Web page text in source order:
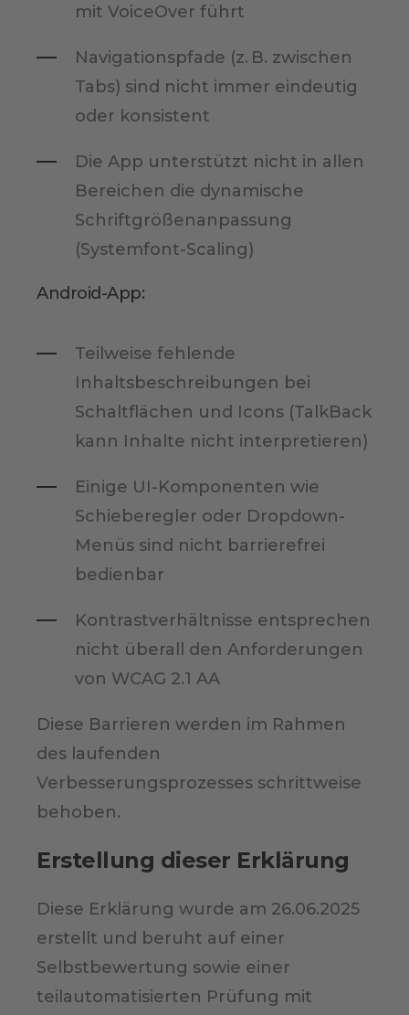
mit VoiceOver führt
Navigationspfade (z. B. zwischen
Tabs) sind nicht immer eindeutig
oder konsistent
Die App unterstützt nicht in allen
Bereichen die dynamische
Schriftgrößenanpassung
(Systemfont-Scaling)
Android-App:
Teilweise fehlende
Inhaltsbeschreibungen bei
Schaltflächen und Icons (TalkBack
kann Inhalte nicht interpretieren)
Einige UI-Komponenten wie
Schieberegler oder Dropdown-
Menüs sind nicht barrierefrei
bedienbar
Kontrastverhältnisse entsprechen
nicht überall den Anforderungen
von WCAG 2.1 AA
Diese Barrieren werden im Rahmen
des laufenden
Verbesserungsprozesses schrittweise
behoben.
Erstellung dieser Erklärung
Diese Erklärung wurde am 26.06.2025
erstellt und beruht auf einer
Selbstbewertung sowie einer
teilautomatisierten Prüfung mit